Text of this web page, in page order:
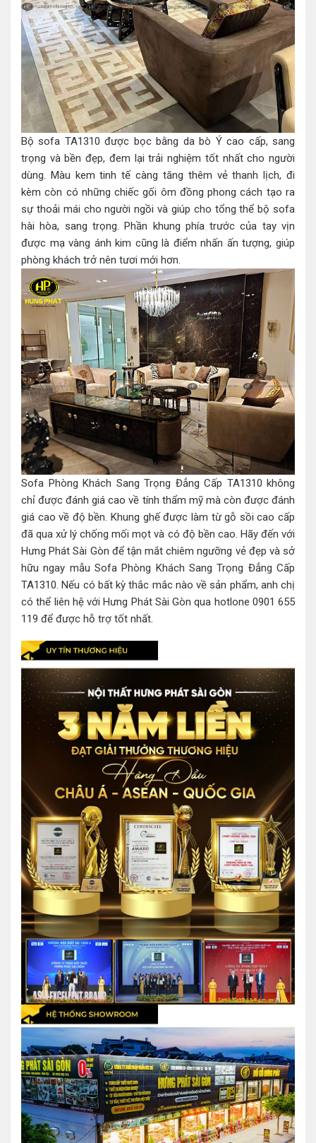
Bộ sofa TA1310 được bọc bằng da bò Ý cao cấp, sang
trọng và bền đẹp, đem lại trải nghiệm tốt nhất cho người
dùng. Màu kem tinh tế càng tăng thêm vẻ thanh lịch, đi
kèm còn có những chiếc gối ôm đồng phong cách tạo ra
sự thoải mái cho người ngồi và giúp cho tổng thể bộ sofa
hài hòa, sang trọng. Phần khung phía trước của tay vịn
được mạ vàng ánh kim cũng là điểm nhấn ấn tượng, giúp
phòng khách trở nên tươi mới hơn.
Sofa Phòng Khách Sang Trọng Đẳng Cấp TA1310 không
chỉ được đánh giá cao về tính thẩm mỹ mà còn được đánh
giá cao về độ bền. Khung ghế được làm từ gỗ sồi cao cấp
đã qua xử lý chống mối mọt và có độ bền cao. Hãy đến với
Hưng Phát Sài Gòn để tận mắt chiêm ngưỡng vẻ đẹp và sở
hữu ngay mẫu Sofa Phòng Khách Sang Trọng Đẳng Cấp
TA1310. Nếu có bất kỳ thắc mắc nào về sản phẩm, anh chị
có thể liên hệ với Hưng Phát Sài Gòn qua hotlone 0901 655
119 để được hỗ trợ tốt nhất.